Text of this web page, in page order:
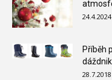
24.4.2024
Příběh
28.7.2018